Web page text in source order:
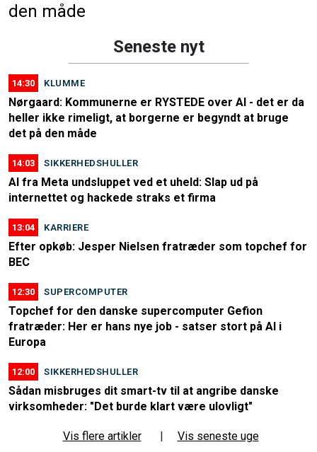
den måde
Seneste nyt
14:30 KLUMME
Nørgaard: Kommunerne er RYSTEDE over AI - det er da
heller ikke rimeligt, at borgerne er begyndt at bruge
det på den måde
14:03 SIKKERHEDSHULLER
AI fra Meta undsluppet ved et uheld: Slap ud på
internettet og hackede straks et firma
13:04 KARRIERE
Efter opkøb: Jesper Nielsen fratræder som topchef for
BEC
12:30 SUPERCOMPUTER
Topchef for den danske supercomputer Gefion
fratræder: Her er hans nye job - satser stort på AI i
Europa
12:00 SIKKERHEDSHULLER
Sådan misbruges dit smart-tv til at angribe danske
virksomheder: "Det burde klart være ulovligt"
Vis flere artikler | Vis seneste uge